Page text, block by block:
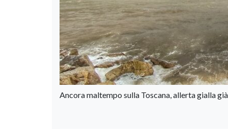
Ancora maltempo sulla Toscana, allerta gialla